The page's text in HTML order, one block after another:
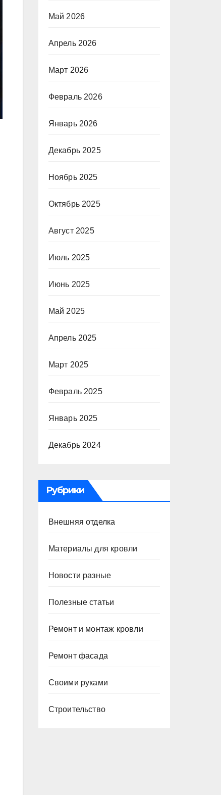
Май 2026
Апрель 2026
Март 2026
Февраль 2026
Январь 2026
Декабрь 2025
Ноябрь 2025
Октябрь 2025
Август 2025
Июль 2025
Июнь 2025
Май 2025
Апрель 2025
Март 2025
Февраль 2025
Январь 2025
Декабрь 2024
Рубрики
Внешняя отделка
Материалы для кровли
Новости разные
Полезные статьи
Ремонт и монтаж кровли
Ремонт фасада
Своими руками
Строительство